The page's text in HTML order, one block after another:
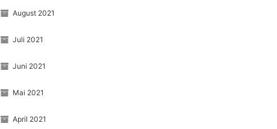
August 2021
Juli 2021
Juni 2021
Mai 2021
April 2021